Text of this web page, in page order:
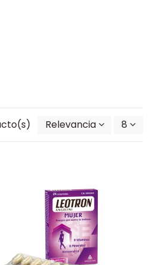
Relevancia 8